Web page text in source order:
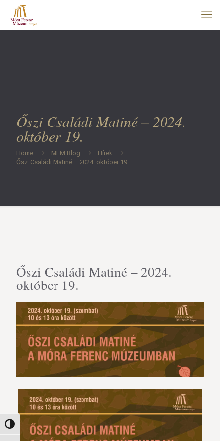
Nagy kontraszt váltása
Őszi Családi Matiné – 2024.
október 19.
Home MFM Blog
Hírek
Őszi Családi Matiné – 2024. október 19.
Őszi Családi Matiné – 2024.
október 19.